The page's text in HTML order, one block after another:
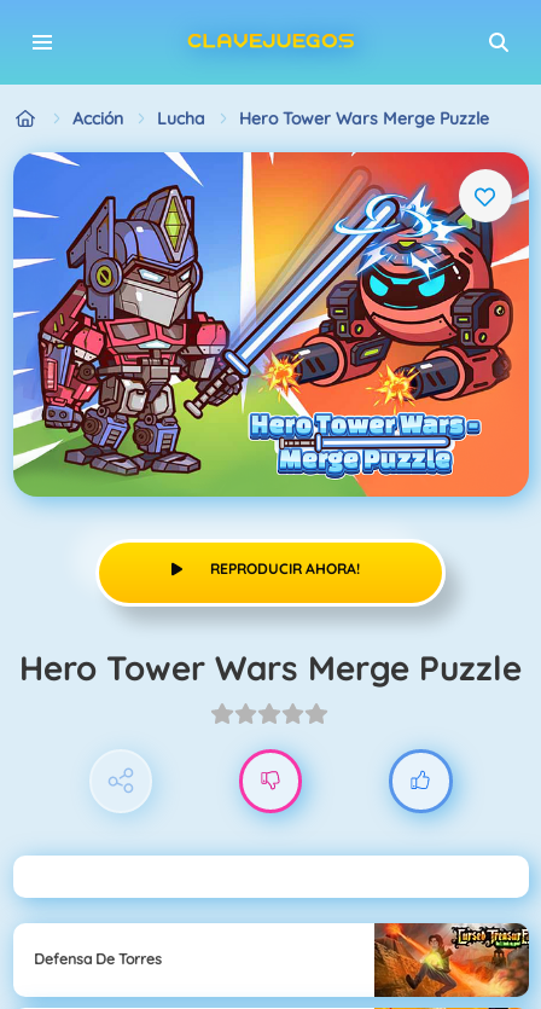
Acción Lucha Hero Tower Wars Merge Puzzle
REPRODUCIR AHORA!
Hero Tower Wars Merge Puzzle
Defensa De Torres